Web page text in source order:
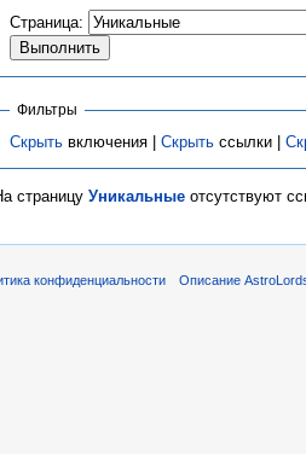
Страница:
Фильтры
Скрытьвключения | Скрытьссылки |
страницу Уникальные отсутствуют
конфиденциальности Описание